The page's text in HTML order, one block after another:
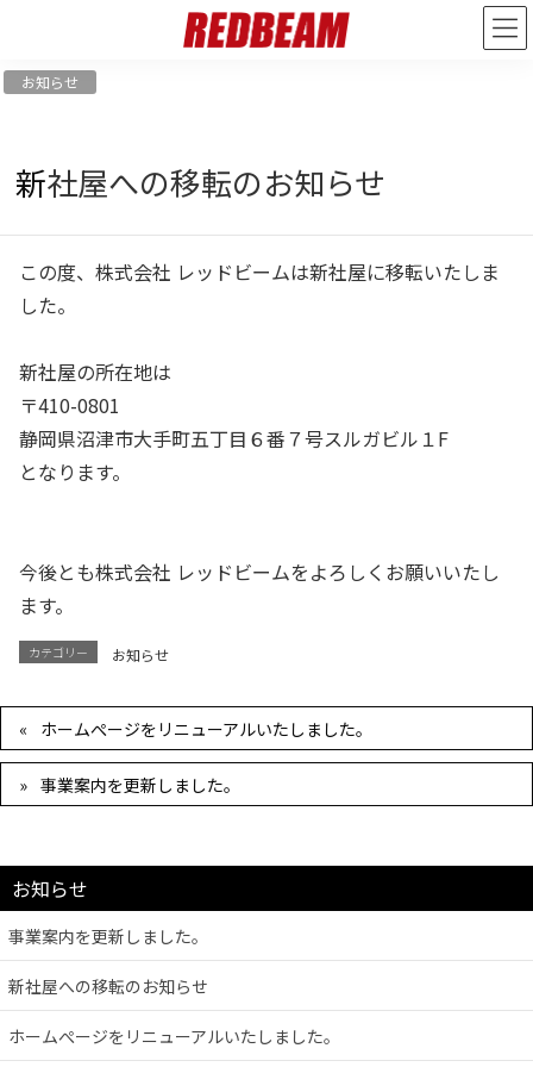
/ 最終更新日 :2024年1月24日
お知らせ
新社屋への移転のお知らせ
この度、株式会社 レッドビームは新社屋に移転いたしま
した。
新社屋の所在地は
〒410-0801
静岡県沼津市大手町五丁目６番７号スルガビル１F
となります。
今後とも株式会社 レッドビームをよろしくお願いいたし
ます。
カテゴリー お知らせ
ホームぺージをリニューアルいたしました。
事業案内を更新しました。
お知らせ
事業案内を更新しました。
新社屋への移転のお知らせ
ホームぺージをリニューアルいたしました。